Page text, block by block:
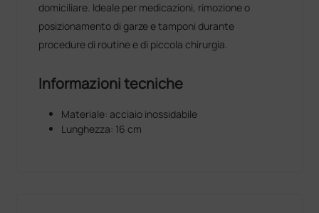
domiciliare. Ideale per medicazioni, rimozione o
posizionamento di garze e tamponi durante
procedure di routine e di piccola chirurgia.
Informazioni tecniche
Materiale: acciaio inossidabile
Lunghezza: 16 cm